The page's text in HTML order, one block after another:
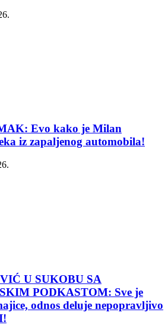
Evo kako je Milan
iz zapaljenog automobila!
U SUKOBU SA
PODKASTOM: Sve je
odnos deluje nepopravljivo